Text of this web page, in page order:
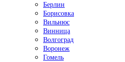
Берлин
Борисовка
Вильнюс
Винница
Волгоград
Воронеж
Гомель